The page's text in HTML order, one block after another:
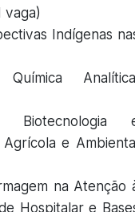
vaga)
Indígenas
Biotecnologia
Agrícola e
na Atenção
Hospitalar e